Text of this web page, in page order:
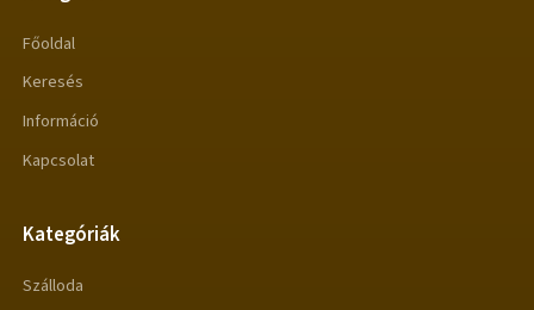
Főoldal
Keresés
Információ
Kapcsolat
Kategóriák
Szálloda